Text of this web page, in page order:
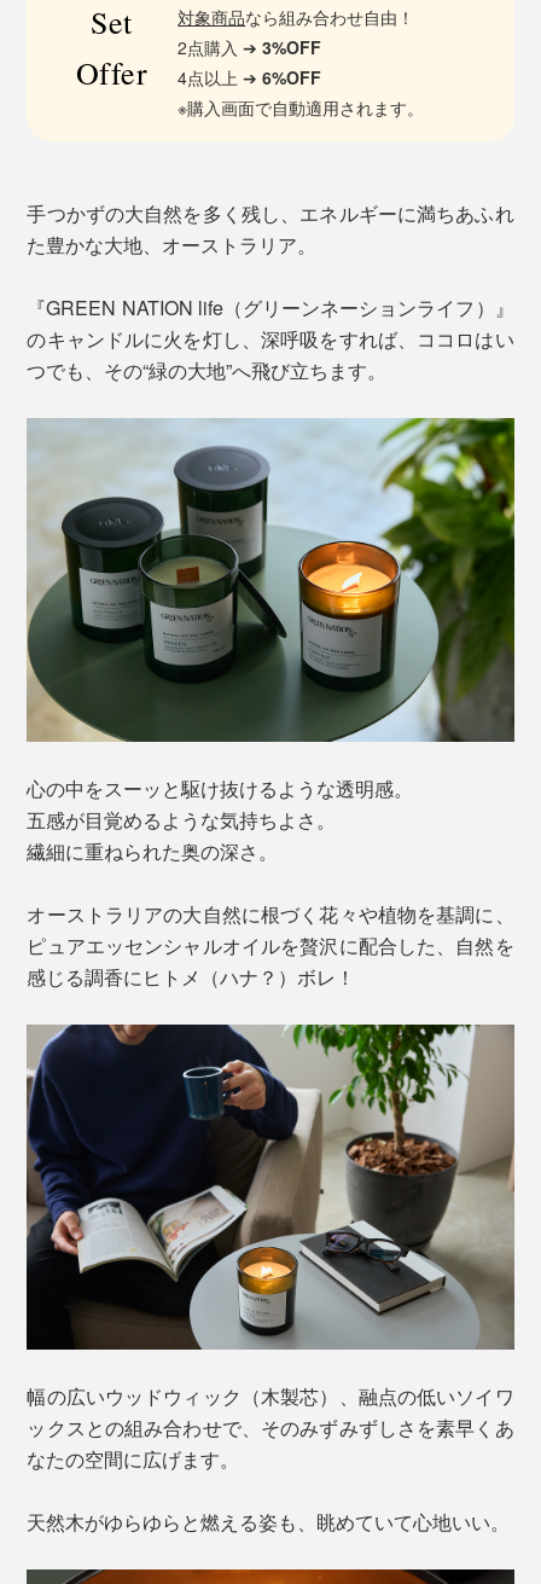
Set
Offer
対象商品なら組み合わせ自由！
2点購入 ➔3%OFF
4点以上 ➔6%OFF
※購入画面で自動適用されます。
手つかずの大自然を多く残し、エネルギーに満ちあふれ
た豊かな大地、オーストラリア。
『GREEN NATION life（グリーンネーションライフ）』
のキャンドルに火を灯し、深呼吸をすれば、ココロはい
つでも、その“緑の大地”へ飛び立ちます。
心の中をスーッと駆け抜けるような透明感。
五感が目覚めるような気持ちよさ。
繊細に重ねられた奥の深さ。
オーストラリアの大自然に根づく花々や植物を基調に、
ピュアエッセンシャルオイルを贅沢に配合した、自然を
感じる調香にヒトメ（ハナ？）ボレ！
幅の広いウッドウィック（木製芯）、融点の低いソイワ
ックスとの組み合わせで、そのみずみずしさを素早くあ
なたの空間に広げます。
天然木がゆらゆらと燃える姿も、眺めていて心地いい。